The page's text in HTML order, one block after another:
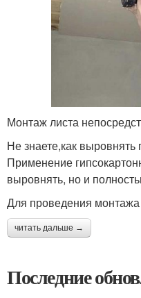
Монтаж листа
Не знаете,как
Применение
выровнять, но и
Для проведения монтажа
читать дальше →
Последние